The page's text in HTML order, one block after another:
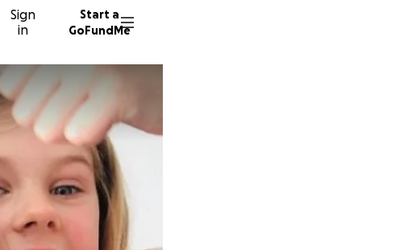
Sign
in
Start a
GoFundMe